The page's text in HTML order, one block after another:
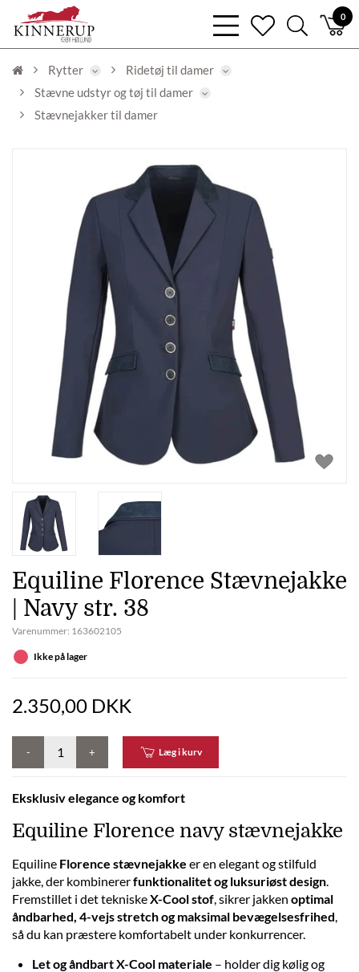
0
bars
light
heart
search
light
Rytter
Ridetøj til damer
Stævne udstyr og tøj til damer
Stævnejakker til damer
Equiline Florence Stævnejakke
| Navy str. 38
Varenummer: 163602105
Ikke på lager
2.350,00 DKK
- + Læg i kurv
Eksklusiv elegance og komfort
Equiline Florence navy stævnejakke
Equiline Florence stævnejakke er en elegant og stilfuld
jakke, der kombinererfunktionalitet og luksuriøst design.
Fremstillet i det tekniskeX-Cool stof, sikrer jakken optimal
åndbarhed, 4-vejs stretch og maksimal bevægelsesfrihed,
så du kan præstere komfortabelt under konkurrencer.
Let og åndbart X-Cool materiale – holder dig kølig og